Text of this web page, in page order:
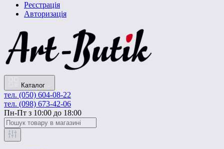
Реєстрація
Авторизація
Каталог
тел. (050) 604-08-22
тел. (098) 673-42-06
Пн-Пт з 10:00 до 18:00